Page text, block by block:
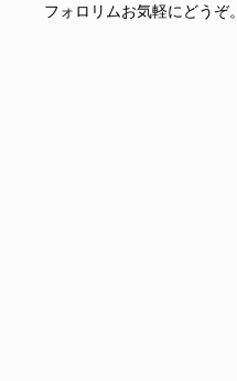
フォロリムお気軽にどうぞ。